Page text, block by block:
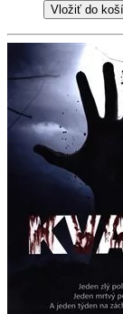
Vložiť do